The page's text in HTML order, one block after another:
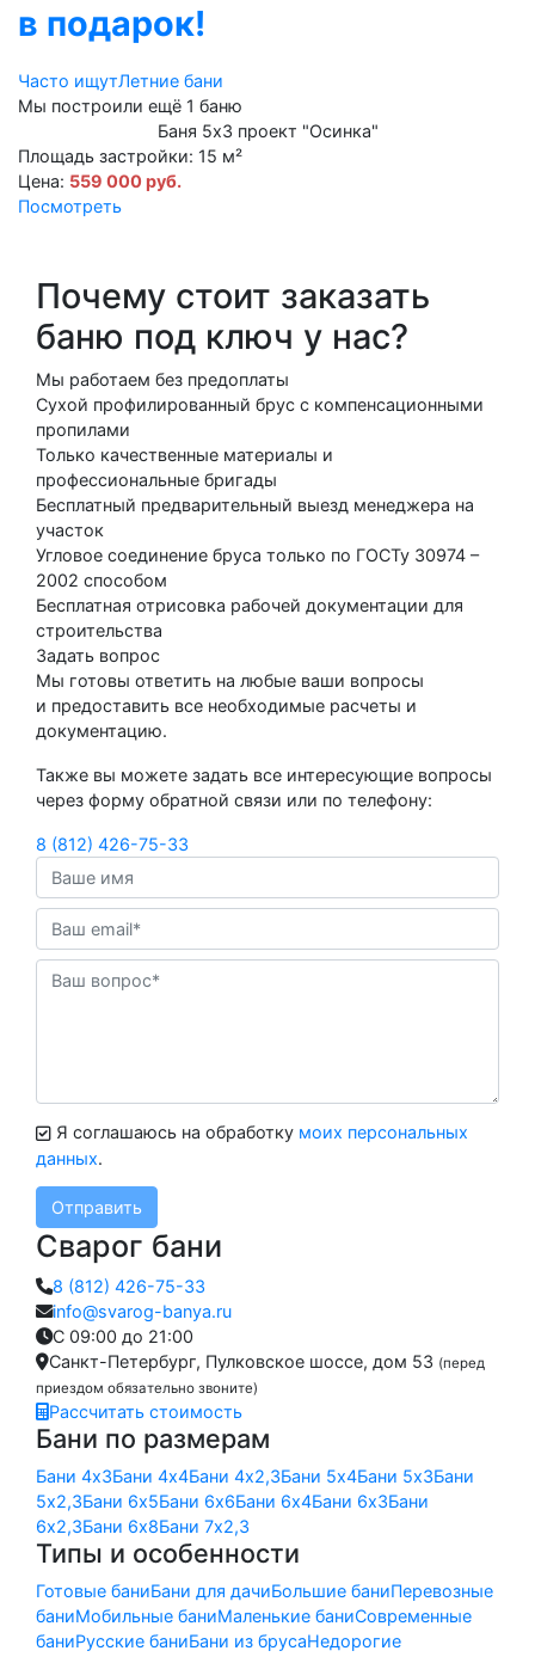
в подарок!
Часто ищутЛетние бани
Мы построили ещё 1 баню
Баня 5х3 проект "Осинка"
Площадь застройки: 15 м²
Цена: 559 000 руб.
Посмотреть
Почему стоит заказать
баню под ключ у нас?
Мы работаем без предоплаты
Сухой профилированный брус с компенсационными
пропилами
Только качественные материалы и
профессиональные бригады
Бесплатный предварительный выезд менеджера на
участок
Угловое соединение бруса только по ГОСТу 30974 –
2002 способом
Бесплатная отрисовка рабочей документации для
строительства
Задать вопрос
Мы готовы ответить на любые ваши вопросы
и предоставить все необходимые расчеты и
документацию.
Также вы можете задать все интересующие вопросы
через форму обратной связи или по телефону:
8 (812) 426-75-33
Я соглашаюсь на обработку моих персональных
данных.
Отправить
Сварог бани
8 (812) 426-75-33
info@svarog-banya.ru
C 09:00 до 21:00
Санкт-Петербург, Пулковское шоссе, дом 53 (перед
приездом обязательно звоните)
Рассчитать стоимость
Бани по размерам
Бани 4х3Бани 4х4Бани 4х2,3Бани 5х4Бани 5х3Бани
5х2,3Бани 6х5Бани 6х6Бани 6х4Бани 6х3Бани
6х2,3Бани 6х8Бани 7х2,3
Типы и особенности
Готовые баниБани для дачиБольшие баниПеревозные
баниМобильные баниМаленькие баниСовременные
баниРусские баниБани из брусаНедорогие